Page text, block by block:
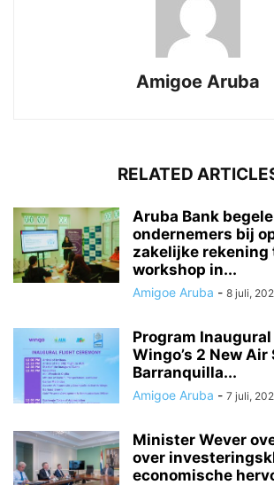
Amigoe Aruba
RELATED
Aruba Bank
ondernemers bij
zakelijke rekening
workshop in...
Amigoe Aruba - 8 juli,
Program
Wingo’s 2 New
Barranquilla...
Amigoe Aruba - 7 juli,
Minister Wever
over
economische